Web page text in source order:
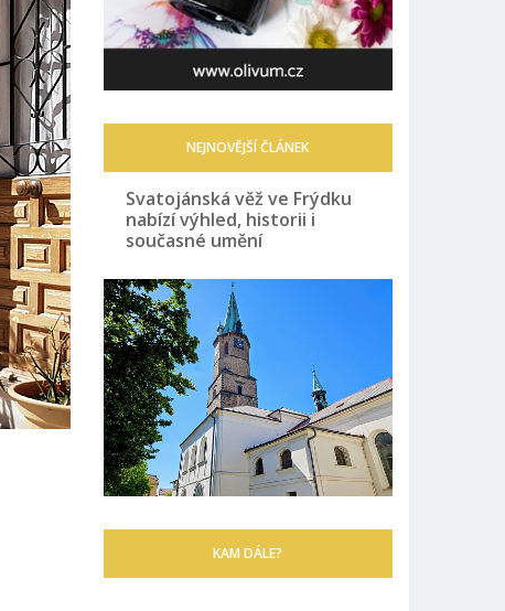
NEJNOVĚJŠÍ ČLÁNEK
Svatojánská věž ve Frýdku
nabízí výhled, historii i
současné umění
KAM DÁLE?